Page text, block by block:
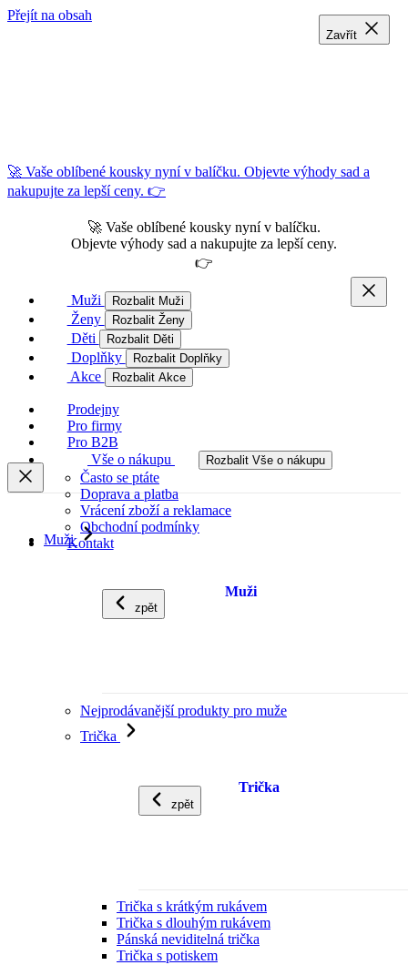
Přejít na obsah
🚀 Vaše oblíbené kousky nyní v balíčku. Objevte výhody sad a
nakupujte za lepší ceny. 👉
🚀 Vaše oblíbené kousky nyní v balíčku.
Objevte výhody sad a nakupujte za lepší ceny.
👉
Muži Rozbalit Muži
Ženy Rozbalit Ženy
Děti Rozbalit Děti
Doplňky Rozbalit Doplňky
Akce Rozbalit Akce
Prodejny
Pro firmy
Pro B2B
Vše o nákupu
Rozbalit Vše o nákupu
Často se ptáte
Doprava a platba
Vrácení zboží a reklamace
Obchodní podmínky
Kontakt
Muži
zpět
Muži
Nejprodávanější produkty pro muže
Trička
zpět
Trička
Trička s krátkým rukávem
Trička s dlouhým rukávem
Pánská neviditelná trička
Trička s potiskem
Zavřít
Zavřít
Zavřít